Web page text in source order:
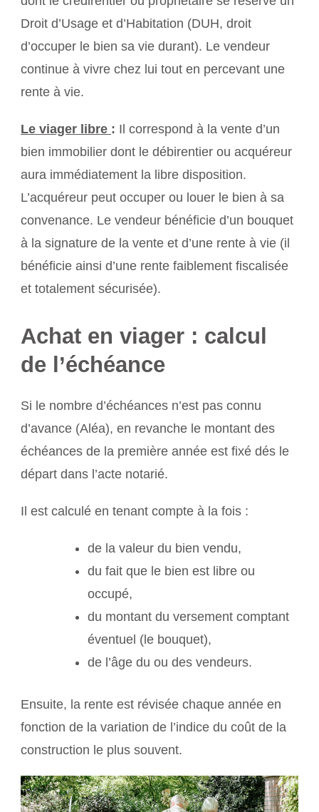
Droit d’Usage et d’Habitation (DUH, droit
d’occuper le bien sa vie durant). Le vendeur
continue à vivre chez lui tout en percevant une
rente à vie.
Le viager libre : Il correspond à la vente d’un
bien immobilier dont le débirentier ou acquéreur
aura immédiatement la libre disposition.
L’acquéreur peut occuper ou louer le bien à sa
convenance. Le vendeur bénéficie d’un bouquet
à la signature de la vente et d’une rente à vie (il
bénéficie ainsi d’une rente faiblement fiscalisée
et totalement sécurisée).
Achat en viager : calcul
de l’échéance
Si le nombre d’échéances n’est pas connu
d’avance (Aléa), en revanche le montant des
échéances de la première année est fixé dés le
départ dans l’acte notarié.
Il est calculé en tenant compte à la fois :
de la valeur du bien vendu,
du fait que le bien est libre ou
occupé,
du montant du versement comptant
éventuel (le bouquet),
de l’âge du ou des vendeurs.
Ensuite, la rente est révisée chaque année en
fonction de la variation de l’indice du coût de la
construction le plus souvent.